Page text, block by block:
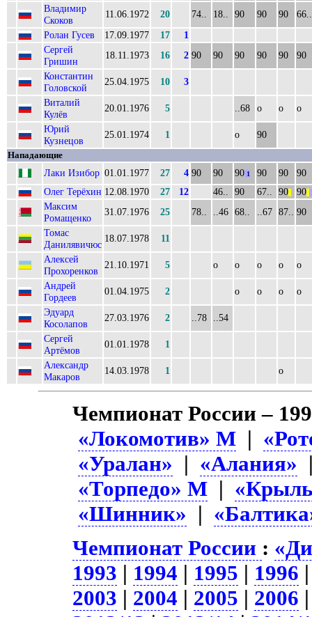
Владимир
Скоков
11.06.1972 20 74.. 18.. 90 90 90
66..
Ролан Гусев
17.09.1977 17
1
Сергей
Гришин
18.11.1973 16 2 90 90 90 90 90
90
Константин
Головской
25.04.1975 10
3
Виталий
Кулёв
20.01.1976 5 ..68 о о
о
Юрий
Кузнецов
25.01.1974 1 о 90
Нападающие
Лаки Изибор 01.01.1977 27 4 90 90 90 1 90 90
90
Олег Терёхин 12.08.1970 27 12 46.. 90 67.. 90 90
Максим
Ромащенко
31.07.1976 25 78.. ..46 68.. ..67 87..
90
Томас
Данилявичюс
18.07.1978
11
Алексей
Прохоренков
21.10.1971 5 о о о о
о
Андрей
Гордеев
01.04.1975 2 о о о
о
Эдуард
Косолапов
27.03.1976 2 ..78
..54
Сергей
Артёмов
01.01.1978
1
Александр
Макаров
14.03.1978 1 о
Чемпионат России –
«Локомотив» М |
«Уралан» | «Алания»
«Торпедо» М |
«Шинник» |
Чемпионат России :
1993 | 1994 | 1995 | 1996
2003 | 2004 | 2005 | 2006